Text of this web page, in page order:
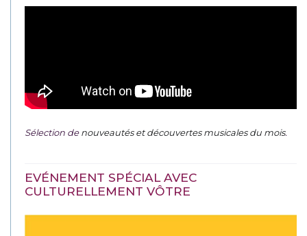
Sélection denouveautés et découvertes musicales du mois.
EVÉNEMENT SPÉCIAL AVEC
CULTURELLEMENT VÔTRE